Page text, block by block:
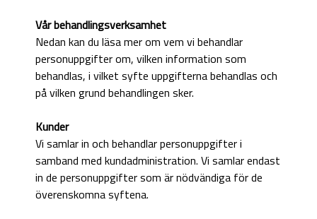
Vår behandlingsverksamhet
Nedan kan du läsa mer om vem vi behandlar
personuppgifter om, vilken information som
behandlas, i vilket syfte uppgifterna behandlas och
på vilken grund behandlingen sker.
Kunder
Vi samlar in och behandlar personuppgifter i
samband med kundadministration. Vi samlar endast
in de personuppgifter som är nödvändiga för de
överenskomna syftena.